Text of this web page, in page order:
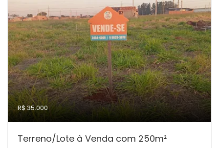
R$ 35.000
Terreno/Lote à Venda com 250m²